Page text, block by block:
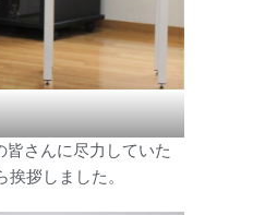
さんに尽力していた
拶しました。